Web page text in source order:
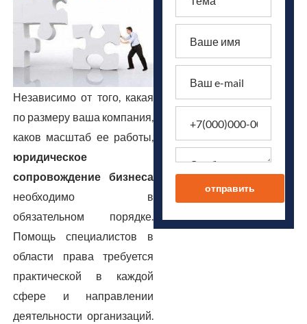
Независимо от того, какая
по размеру ваша компания,
каков масштаб ее работы,
юридическое
сопровождение бизнеса
необходимо в
обязательном порядке.
Помощь специалистов в
области права требуется
практической в каждой
сфере и направлении
деятельности организаций.
отправить